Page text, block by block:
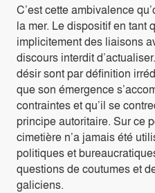
C’est cette ambivalence
la mer. Le dispositif en tant
implicitement des liaisons
discours interdit
désir sont par définition
que son émergence
contraintes et qu’il se
principe autoritaire. Sur ce
cimetière n’a jamais été
politiques et
questions de coutumes et
galiciens.